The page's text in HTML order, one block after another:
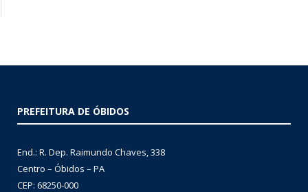
PREFEITURA DE ÓBIDOS
End.: R. Dep. Raimundo Chaves, 338
Centro – Óbidos – PA
CEP: 68250-000